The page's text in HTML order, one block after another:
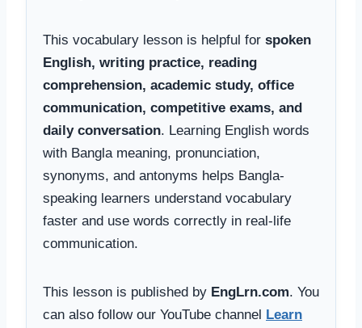
This vocabulary lesson is helpful for spoken
English, writing practice, reading
comprehension, academic study, office
communication, competitive exams, and
daily conversation. Learning English words
with Bangla meaning, pronunciation,
synonyms, and antonyms helps Bangla-
speaking learners understand vocabulary
faster and use words correctly in real-life
communication.
This lesson is published by EngLrn.com. You
can also follow our YouTube channel Learn